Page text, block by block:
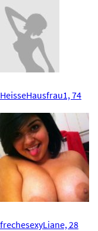
HeisseHausfrau1, 74
frechesexyLiane, 28